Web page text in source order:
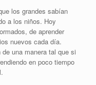
los grandes sabían
a los niños. Hoy
de aprender
nuevos cada día.
una manera tal que si
en poco tiempo